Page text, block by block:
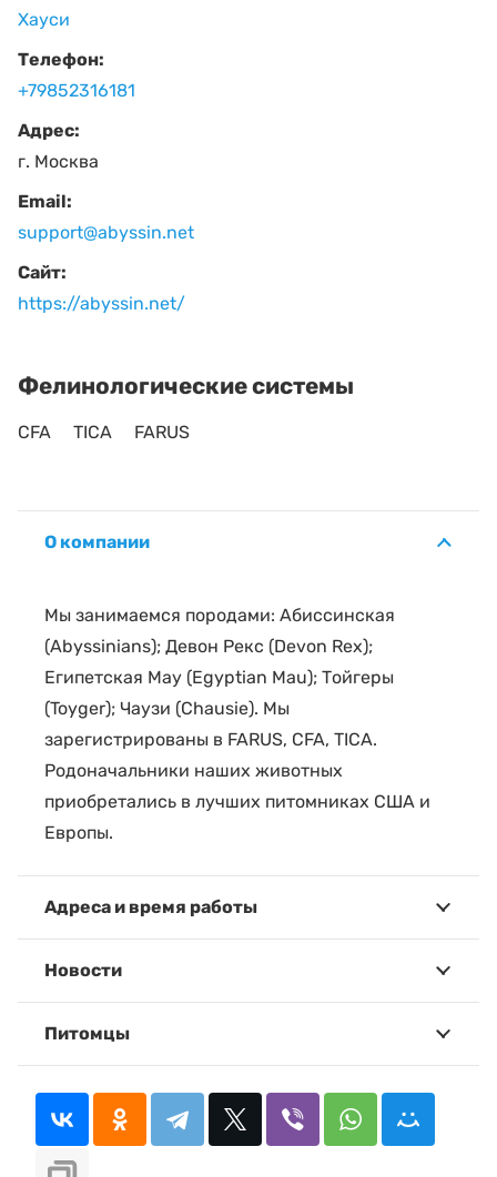
Хауси
Телефон:
+79852316181
Адрес:
г. Москва
Email:
support@abyssin.net
Сайт:
https://abyssin.net/
Фелинологические системы
CFA TICA FARUS
О компании
Мы занимаемся породами: Абиссинская
(Abyssinians); Девон Рекс (Devon Rex);
Египетская Мау (Egyptian Mau); Тойгеры
(Toyger); Чаузи (Chausie). Мы
зарегистрированы в FARUS, CFA, TICA.
Родоначальники наших животных
приобретались в лучших питомниках США и
Европы.
Адреса и время работы
Новости
Питомцы